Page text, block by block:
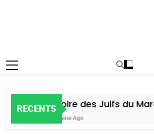
RECENTSHistoire des Juifs du
1 Semaine Ago